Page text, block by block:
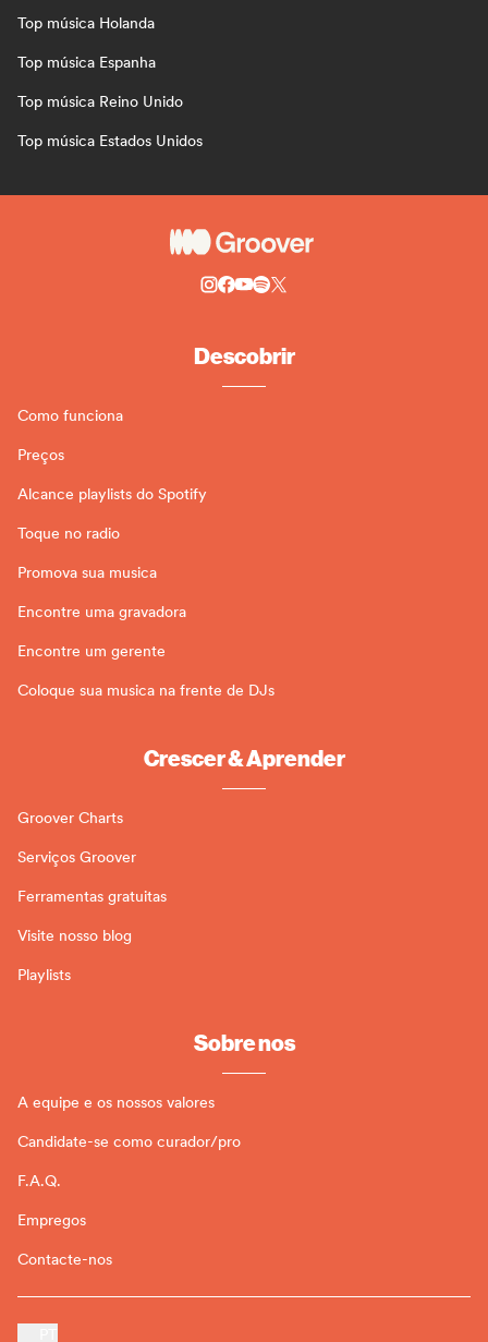
Top música Holanda
Top música Espanha
Top música Reino Unido
Top música Estados Unidos
Descobrir
Como funciona
Preços
Alcance playlists do Spotify
Toque no radio
Promova sua musica
Encontre uma gravadora
Encontre um gerente
Coloque sua musica na frente de DJs
Crescer & Aprender
Groover Charts
Serviços Groover
Ferramentas gratuitas
Visite nosso blog
Playlists
Sobre nos
A equipe e os nossos valores
Candidate-se como curador/pro
F.A.Q.
Empregos
Contacte-nos